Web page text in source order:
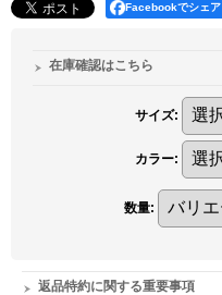
Facebookでシェア
在庫確認はこちら
サイズ:
カラー:
数量:
返品特約に関する重要事項